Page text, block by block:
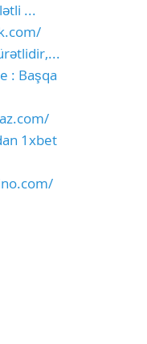
...
: Başqa
1xbet